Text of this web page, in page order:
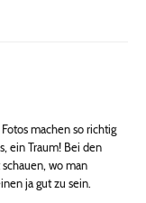
machen so richtig
ein Traum! Bei den
wo man
ja gut zu sein.